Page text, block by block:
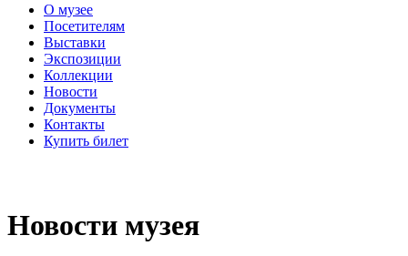
О музее
Посетителям
Выставки
Экспозиции
Коллекции
Новости
Документы
Контакты
Купить билет
Новости музея